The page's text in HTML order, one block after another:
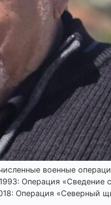
военные
Операция «Сведение
Операция «Северный